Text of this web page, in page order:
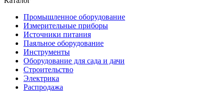
Промышленное оборудование
Измерительные приборы
Источники питания
Паяльное оборудование
Инструменты
Оборудование для сада и дачи
Строительство
Электрика
Распродажа